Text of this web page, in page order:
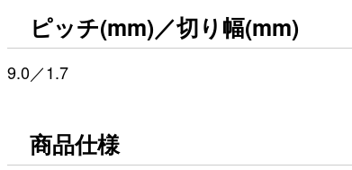
ピッチ(mm)／切り幅(mm)
9.0／1.7
商品仕様